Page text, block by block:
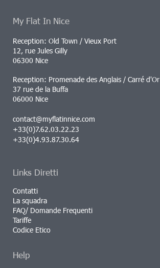
My Flat In Nice
Reception: Old Town / Vieux Port
12, rue Jules Gilly
06300 Nice
Reception: Promenade des Anglais / Carré d'Or
37 rue de la Buffa
06000 Nice
contact@myflatinnice.com
+33(0)7.62.03.22.23
+33(0)4.93.87.30.64
Links Diretti
Contatti
La squadra
FAQ/ Domande Frequenti
Tariffe
Codice Etico
Help